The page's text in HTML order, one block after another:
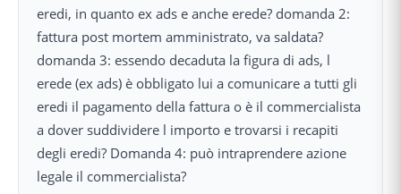
eredi, in quanto ex ads e anche erede? domanda 2:
fattura post mortem amministrato, va saldata?
domanda 3: essendo decaduta la figura di ads, l
erede (ex ads) è obbligato lui a comunicare a tutti gli
eredi il pagamento della fattura o è il commercialista
a dover suddividere l importo e trovarsi i recapiti
degli eredi? Domanda 4: può intraprendere azione
legale il commercialista?